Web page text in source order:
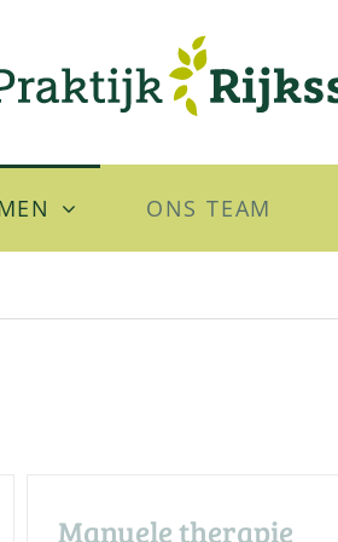
ONS TEAM
Manuele therapie